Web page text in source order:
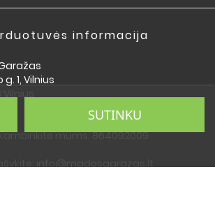
informacija
1, Vilnius
mums:864092009
SUTINKU